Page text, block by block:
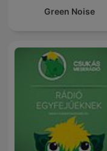
Green Noise